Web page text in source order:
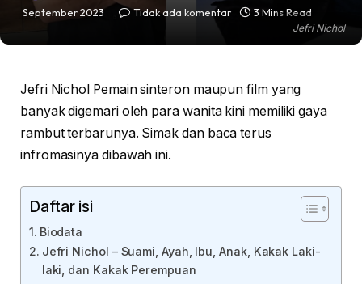
Jefri Nichol
September 2023
Tidak ada komentar 3 Mins Read
Jefri Nichol Pemain sinteron maupun film yang
banyak digemari oleh para wanita kini memiliki gaya
rambut terbarunya. Simak dan baca terus
infromasinya dibawah ini.
Daftar isi
Biodata
Jefri Nichol – Suami, Ayah, Ibu, Anak, Kakak Laki-
laki, dan Kakak Perempuan